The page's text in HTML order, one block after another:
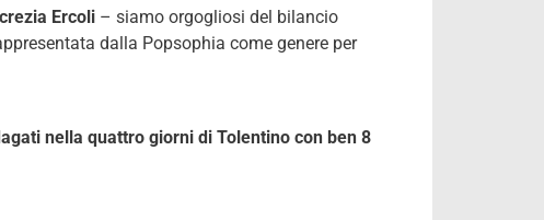
Ercoli – siamo orgogliosi del bilancio
dalla Popsophia come genere per
nella quattro giorni di Tolentino con ben 8